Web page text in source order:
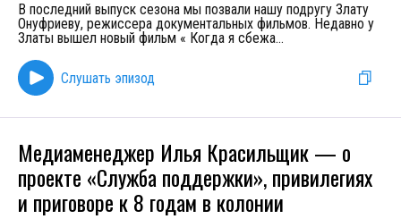
В последний выпуск сезона мы позвали нашу подругу Злату
Онуфриеву, режиссера документальных фильмов. Недавно у
Златы вышел новый фильм « Когда я сбежа...
Слушать эпизод
Медиаменеджер Илья Красильщик — о
проекте «Служба поддержки», привилегиях
и приговоре к 8 годам в колонии